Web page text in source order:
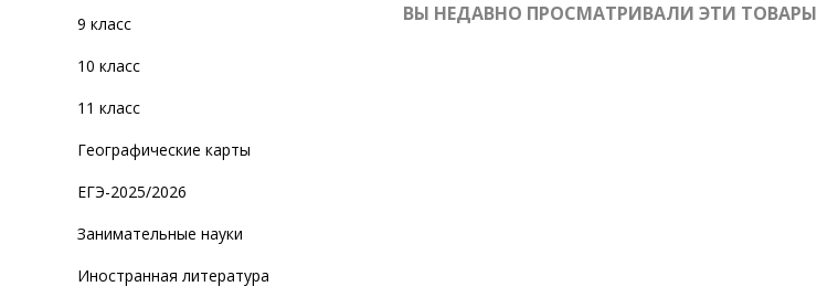
9 класс
10 класс
11 класс
Географические карты
ЕГЭ-2025/2026
Занимательные науки
Иностранная литература
ВЫ НЕДАВНО ПРОСМАТРИВАЛИ ЭТИ ТОВАРЫ